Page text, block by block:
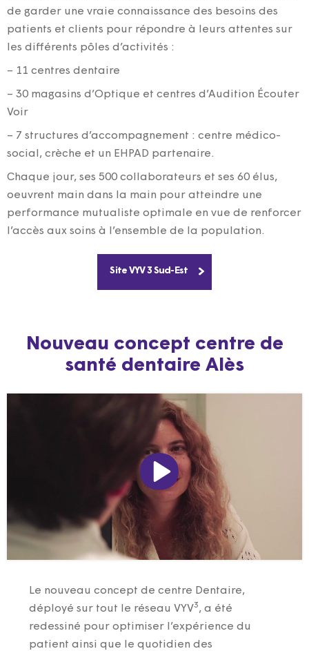
de garder une vraie connaissance des besoins des
patients et clients pour répondre à leurs attentes sur
les différents pôles d’activités :
– 11 centres dentaire
– 30 magasins d’Optique et centres d’Audition Écouter
Voir
– 7 structures d’accompagnement : centre médico-
social, crèche et un EHPAD partenaire.
Chaque jour, ses 500 collaborateurs et ses 60 élus,
oeuvrent main dans la main pour atteindre une
performance mutualiste optimale en vue de renforcer
l’accès aux soins à l’ensemble de la population.
Site VYV 3 Sud-Est
Nouveau concept centre de
santé dentaire Alès
Le nouveau concept de centre Dentaire,
déployé sur tout le réseau VYV3, a été
redessiné pour optimiser l’expérience du
patient ainsi que le quotidien des